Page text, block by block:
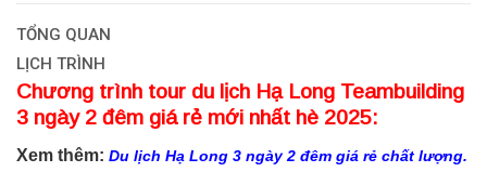
TỔNG QUAN
LỊCH TRÌNH
Chương trình tour du lịch Hạ Long Teambuilding
3 ngày 2 đêm giá rẻ mới nhất hè 2025:
Xem thêm: Du lịch Hạ Long 3 ngày 2 đêm giá rẻ chất lượng.